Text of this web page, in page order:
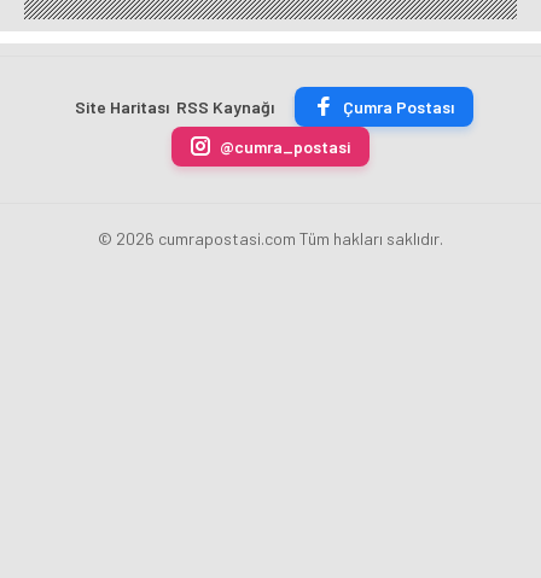
BİN 500
TON
ÜRETİLECEK
Yeni
Merkez
Fatih
Karahan
oldu
için
fazla
uygulamasını
kaldırdı
ekim
sezonu
erdi
Site Haritası RSS Kaynağı
Çumra Postası
@cumra_postasi
© 2026 cumrapostasi.com Tüm hakları saklıdır.